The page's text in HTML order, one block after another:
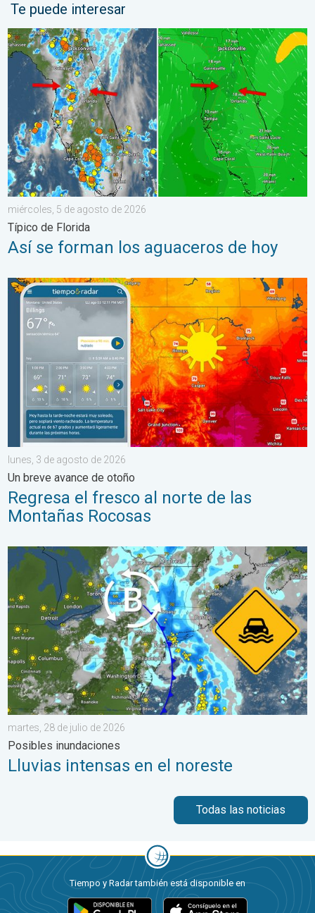
Te puede interesar
Así se forman los aguaceros de hoy. Típico de Florida. . .
miércoles, 5 de agosto de 2026
Típico de Florida
Así se forman los aguaceros de hoy
Regresa el fresco al norte de las Montañas Rocosas. Un
lunes, 3 de agosto de 2026
Un breve avance de otoño
Regresa el fresco al norte de las
Montañas Rocosas
Lluvias intensas en el noreste. Posibles inundaciones. . .
martes, 28 de julio de 2026
Posibles inundaciones
Lluvias intensas en el noreste
Todas las noticias
Tiempo y Radar también está disponible en